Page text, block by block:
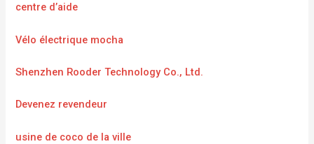
centre d’aide
Vélo électrique mocha
Shenzhen Rooder Technology Co., Ltd.
Devenez revendeur
usine de coco de la ville